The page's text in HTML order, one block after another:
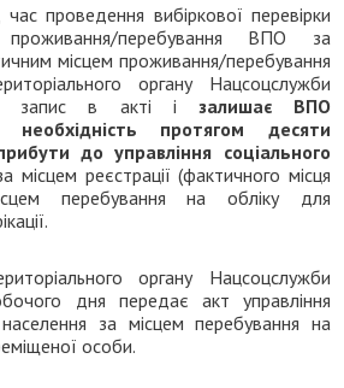
проведення вибіркової перевірки
перебування ВПО за
місцем проживання/перебування
органу Нацсоцслужби
запис в акті і залишає ВПО
необхідність протягом десяти
до управління соціального
місцем реєстрації (фактичного місця
перебування на обліку для
органу Нацсоцслужби
дня передає акт управління
населення за місцем перебування на
особи.